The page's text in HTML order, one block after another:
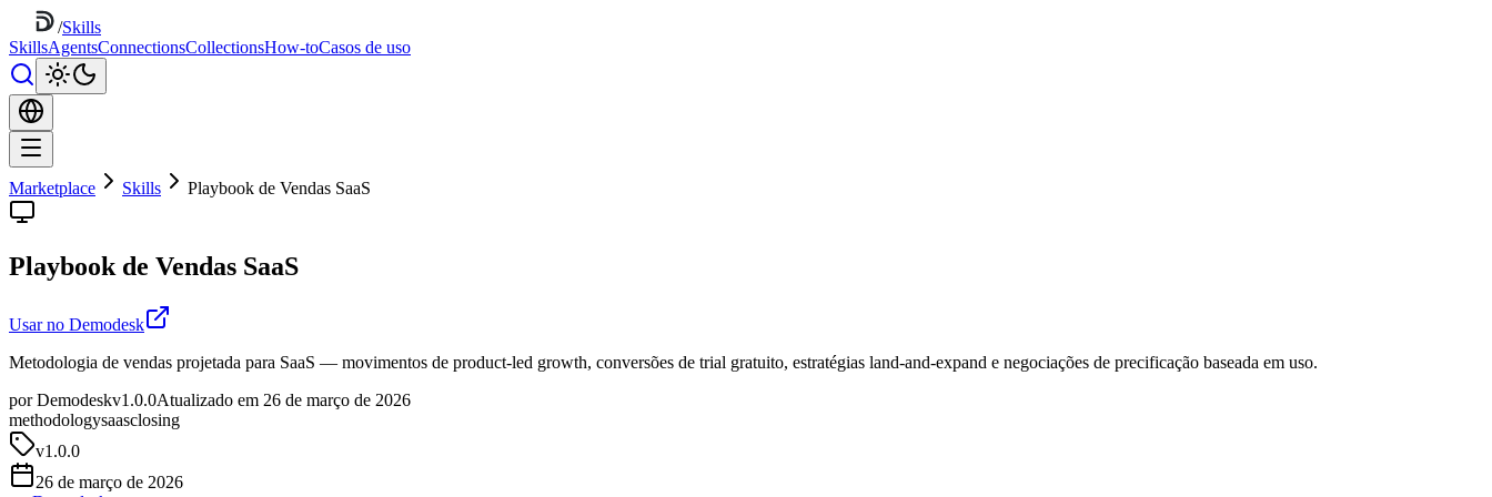
/Skills
SkillsAgentsConnectionsCollectionsHow-toCasos de uso
Marketplace Skills Playbook de Vendas SaaS
Playbook de Vendas SaaS
Usar no Demodesk
Metodologia de vendas projetada para SaaS — movimentos de product-led growth, conversões de trial gratuito, estratégias land-and-expand e negociações de precificação baseada em uso.
por Demodeskv1.0.0Atualizado em 26 de março de 2026
methodologysaasclosing
v1.0.0
26 de março de 2026